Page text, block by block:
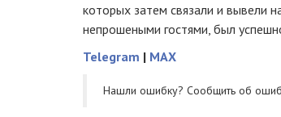
которых затем связали и вывели
непрошеными гостями, был
Telegram | MAX
Нашли ошибку? Cообщить об